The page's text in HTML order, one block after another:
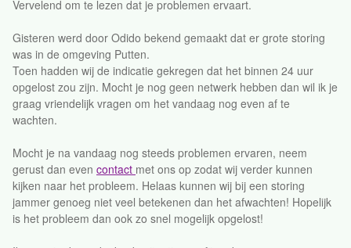
Vervelend om te lezen dat je problemen ervaart.
Gisteren werd door Odido bekend gemaakt dat er grote storing
was in de omgeving Putten.
Toen hadden wij de indicatie gekregen dat het binnen 24 uur
opgelost zou zijn. Mocht je nog geen netwerk hebben dan wil ik je
graag vriendelijk vragen om het vandaag nog even af te
wachten.
Mocht je na vandaag nog steeds problemen ervaren, neem
gerust dan even contact met ons op zodat wij verder kunnen
kijken naar het probleem. Helaas kunnen wij bij een storing
jammer genoeg niet veel betekenen dan het afwachten! Hopelijk
is het probleem dan ook zo snel mogelijk opgelost!